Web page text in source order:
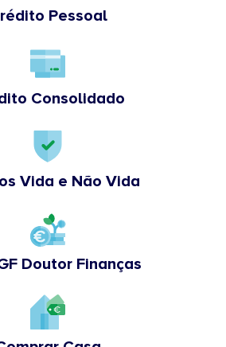
Pessoal
Consolidado
Vida e Não Vida
Doutor Finanças